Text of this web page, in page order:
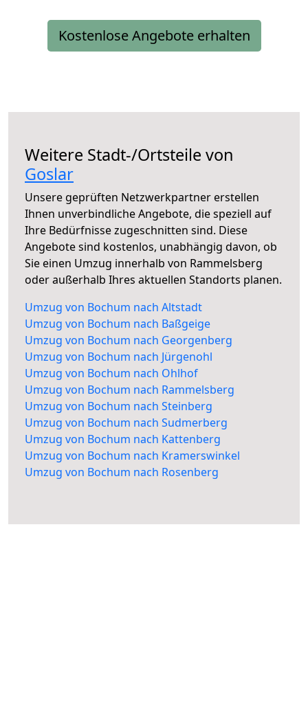
Kostenlose Angebote erhalten
Weitere Stadt-/Ortsteile von
Goslar
Unsere geprüften Netzwerkpartner erstellen
Ihnen unverbindliche Angebote, die speziell auf
Ihre Bedürfnisse zugeschnitten sind. Diese
Angebote sind kostenlos, unabhängig davon, ob
Sie einen Umzug innerhalb von Rammelsberg
oder außerhalb Ihres aktuellen Standorts planen.
Umzug von Bochum nach Altstadt
Umzug von Bochum nach Baßgeige
Umzug von Bochum nach Georgenberg
Umzug von Bochum nach Jürgenohl
Umzug von Bochum nach Ohlhof
Umzug von Bochum nach Rammelsberg
Umzug von Bochum nach Steinberg
Umzug von Bochum nach Sudmerberg
Umzug von Bochum nach Kattenberg
Umzug von Bochum nach Kramerswinkel
Umzug von Bochum nach Rosenberg